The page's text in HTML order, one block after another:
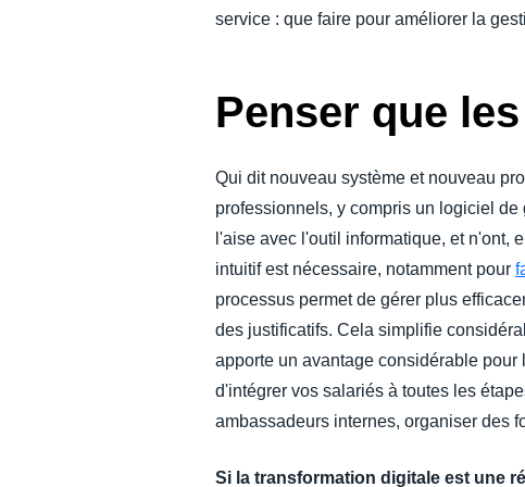
service : que faire pour améliorer la
Penser que
Qui dit nouveau système et nouveau
professionnels, y compris un logiciel
l'aise avec l'outil informatique, et n'ont,
intuitif est nécessaire, notamment pour
processus permet de gérer plus
des justificatifs. Cela simplifie
apporte un avantage considérable pour
d'intégrer vos salariés à toutes les
ambassadeurs internes, organiser des
Si la transformation digitale est une